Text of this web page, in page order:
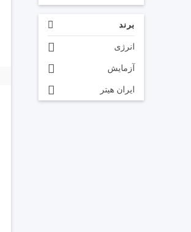
برند
انرژی
آزمایش
ایران هیتر